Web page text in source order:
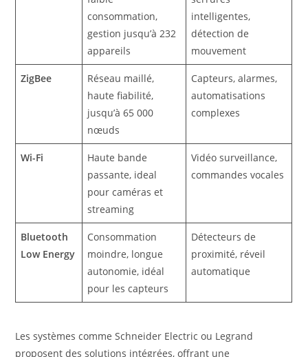
consommation,
gestion jusqu’à 232
appareils
intelligentes,
détection de
mouvement
ZigBee
Réseau maillé,
haute fiabilité,
jusqu’à 65 000
nœuds
Capteurs, alarmes,
automatisations
complexes
Wi-Fi
Haute bande
passante, ideal
pour caméras et
streaming
Vidéo surveillance,
commandes vocales
Bluetooth
Low Energy
Consommation
moindre, longue
autonomie, idéal
pour les capteurs
Détecteurs de
proximité, réveil
automatique
Les systèmes comme Schneider Electric ou Legrand
proposent des solutions intégrées, offrant une